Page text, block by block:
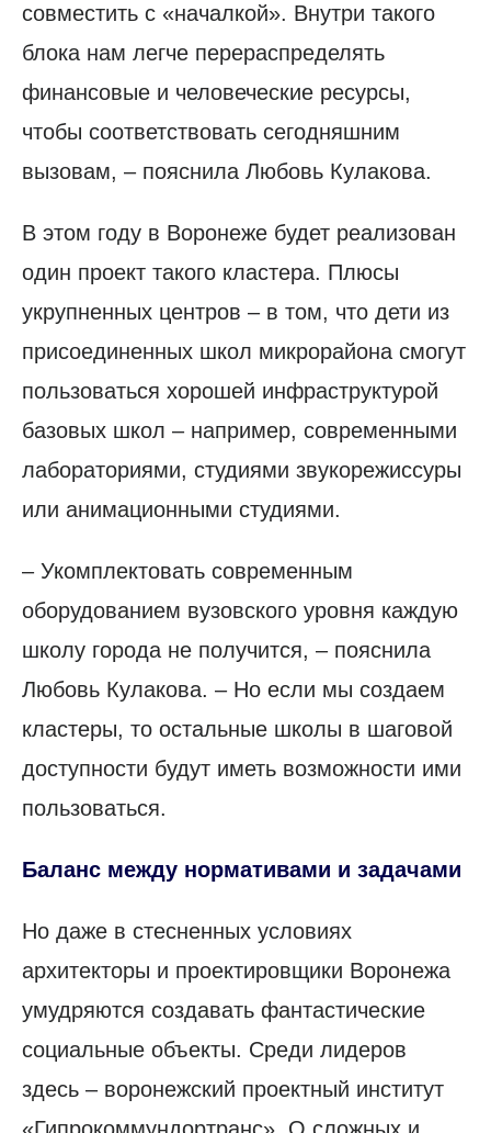
совместить с «началкой». Внутри такого
блока нам легче перераспределять
финансовые и человеческие ресурсы,
чтобы соответствовать сегодняшним
вызовам, – пояснила Любовь Кулакова.
В этом году в Воронеже будет реализован
один проект такого кластера. Плюсы
укрупненных центров – в том, что дети из
присоединенных школ микрорайона смогут
пользоваться хорошей инфраструктурой
базовых школ – например, современными
лабораториями, студиями звукорежиссуры
или анимационными студиями.
– Укомплектовать современным
оборудованием вузовского уровня каждую
школу города не получится, – пояснила
Любовь Кулакова. – Но если мы создаем
кластеры, то остальные школы в шаговой
доступности будут иметь возможности ими
пользоваться.
Баланс между нормативами и задачами
Но даже в стесненных условиях
архитекторы и проектировщики Воронежа
умудряются создавать фантастические
социальные объекты. Среди лидеров
здесь – воронежский проектный институт